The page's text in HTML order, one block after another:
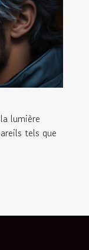
lumière
tels que